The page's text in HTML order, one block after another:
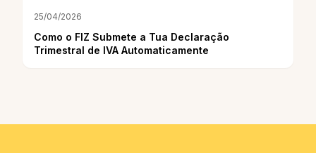
25/04/2026
Como o FIZ Submete a Tua Declaração
Trimestral de IVA Automaticamente